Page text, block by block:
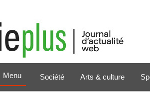
Menu Société Arts & culture